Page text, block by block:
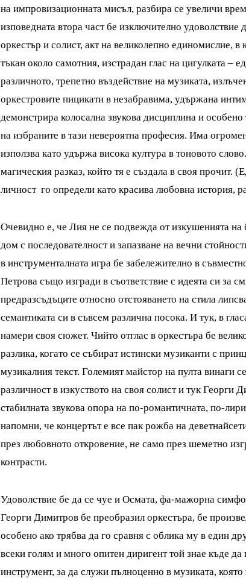
на импровизационната мисъл, разбира се увеличи
изповедната втора част бе изключително
оркестър и солист, акт на великолепно единомислие,
тъкан около самотния, изстрадан глас на цигулката –
различното, трепетно въздействие на музиката,
оркестровите пицикати в незабравима, удържана
демонстрира колосална звукова дисциплина и
на избраните в тази невероятна професия. Има
използва като удържа висока култура в тоновото
магическия разказ, който тя е създала в своя прочит.
личност го определи като красива любовна история,
Очевидно е, че Лия не се подвежда от изкушенията на
дом с последователност и запазване на вечни
в инструменталната игра бе забележително в
Петрова също изгради в съответствие с идеята си за
предразсъдъците относно отстояването на стила
семантиката си в съвсем различна посока. И тук, в
намери своя сюжет. Чийто отглас в оркестъра бе
разлика, когато се събират истински музиканти с
музикалния текст. Големият майстор на пулта винаги
различност в изкуството на своя солист и тук Георги
стабилната звукова опора на по-романтичната, по-
напомни, че концертът е все пак рожба на
през любовното откровение, не само през шеметно
контрасти.
Удоволствие бе да се чуе и Осмата, фа-мажорна
Георги Димитров бе преобразил оркестъра, бе
особено ако трябва да го сравня с облика му в един
всеки голям и много опитен диригент той знае къде
инструмент, за да служи пълноценно в музиката,